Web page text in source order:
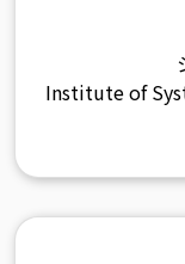
Institute of